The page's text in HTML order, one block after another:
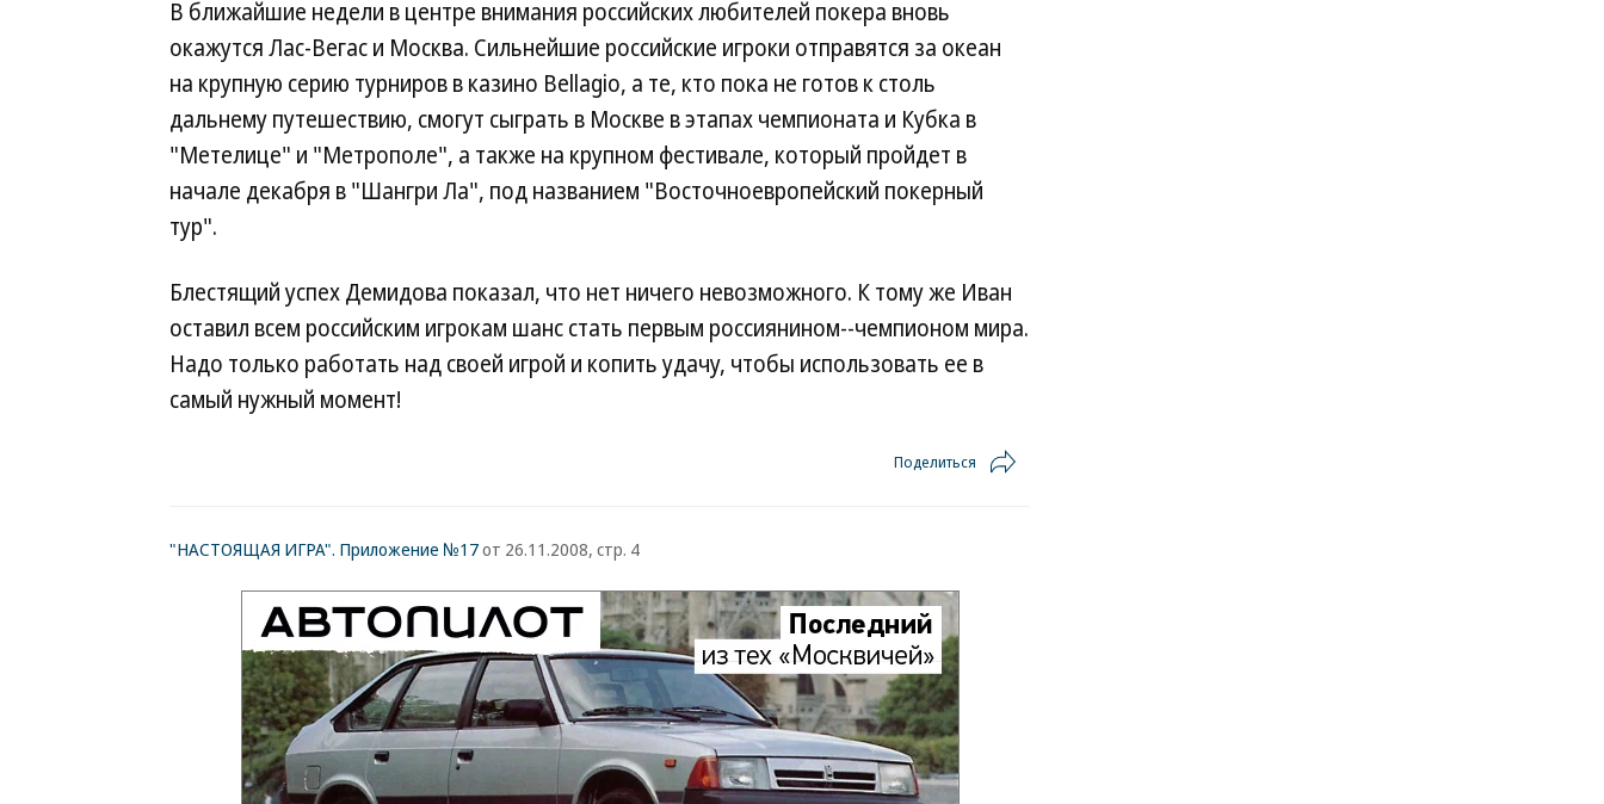
В ближайшие недели в центре внимания российских любителей покера вновь
окажутся Лас-Вегас и Москва. Сильнейшие российские игроки отправятся за океан
на крупную серию турниров в казино Bellagio, а те, кто пока не готов к столь
дальнему путешествию, смогут сыграть в Москве в этапах чемпионата и Кубка в
"Метелице" и "Метрополе", а также на крупном фестивале, который пройдет в
начале декабря в "Шангри Ла", под названием "Восточноевропейский покерный
тур".
Блестящий успех Демидова показал, что нет ничего невозможного. К тому же Иван
оставил всем российским игрокам шанс стать первым россиянином--чемпионом мира.
Надо только работать над своей игрой и копить удачу, чтобы использовать ее в
самый нужный момент!
Поделиться
"НАСТОЯЩАЯ ИГРА". Приложение №17от 26.11.2008, стр. 4